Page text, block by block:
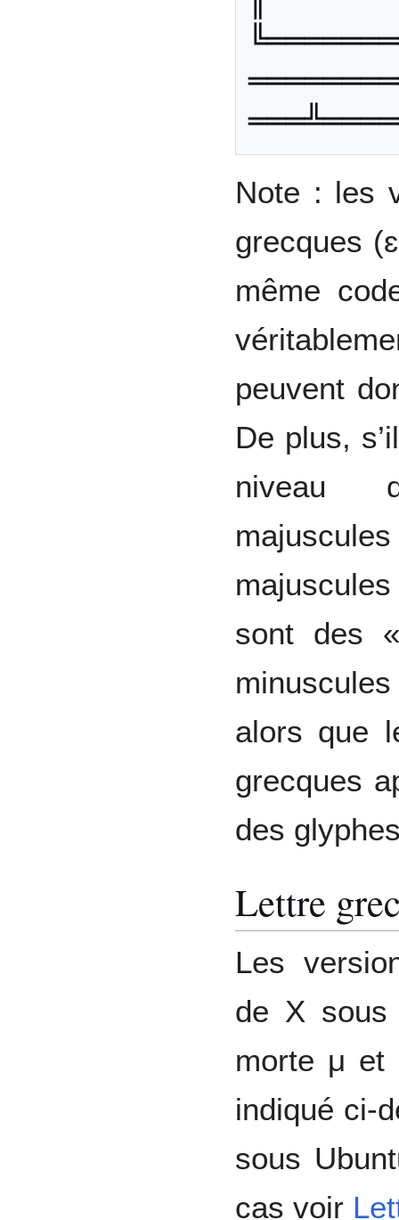
Note : les
grecques
même
peuvent
De plus,
niveau
sont des
alors que
grecques
des
Lettre
Les
de X sous
morte μ et
indiqué ci-
sous
cas voir